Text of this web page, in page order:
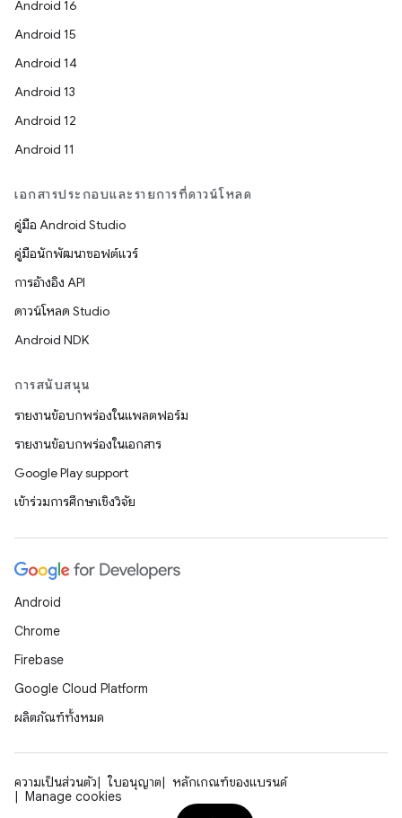
Android 16
Android 15
Android 14
Android 13
Android 12
Android 11
เอกสารประกอบและรายการที่ดาวน์โหลด
คู่มือ Android Studio
คู่มือนักพัฒนาซอฟต์แวร์
การอ้างอิง API
ดาวน์โหลด Studio
Android NDK
การสนับสนุน
รายงานข้อบกพร่องในแพลตฟอร์ม
รายงานข้อบกพร่องในเอกสาร
Google Play support
เข้าร่วมการศึกษาเชิงวิจัย
Android
Chrome
Firebase
Google Cloud Platform
ผลิตภัณฑ์ทั้งหมด
ความเป็นส่วนตัว ใบอนุญาต
หลักเกณฑ์ของแบรนด์
Manage cookies